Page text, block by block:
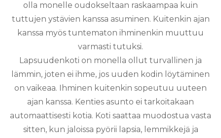
olla monelle oudokseltaan raskaampaa kuin
tuttujen ystävien kanssa asuminen. Kuitenkin ajan
kanssa myös tuntematon ihminenkin muuttuu
varmasti tutuksi.
Lapsuudenkoti on monella ollut turvallinen ja
lämmin, joten ei ihme, jos uuden kodin löytäminen
on vaikeaa. Ihminen kuitenkin sopeutuu uuteen
ajan kanssa. Kenties asunto ei tarkoitakaan
automaattisesti kotia. Koti saattaa muodostua vasta
sitten, kun jaloissa pyörii lapsia, lemmikkejä ja